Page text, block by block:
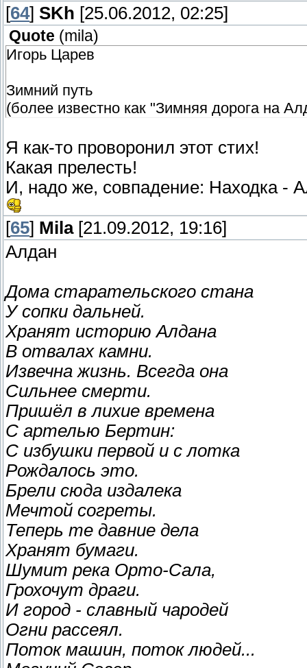
[64] SKh [25.06.2012, 02:25]
Quote (mila)
Игорь Царев
Зимний путь
(более известно как "Зимняя дорога на
Я как-то проворонил этот стих!
Какая прелесть!
И, надо же, совпадение: Находка -
[65] Mila[21.09.2012, 19:16]
Алдан
Дома старательского стана
У сопки дальней.
Хранят историю Алдана
В отвалах камни.
Извечна жизнь. Всегда она
Сильнее смерти.
Пришёл в лихие времена
С артелью Бертин:
С избушки первой и с лотка
Рождалось это.
Брели сюда издалека
Мечтой согреты.
Теперь те давние дела
Хранят бумаги.
Шумит река Орто-Сала,
Грохочут драги.
И город - славный чародей
Огни рассеял.
Поток машин, поток людей...